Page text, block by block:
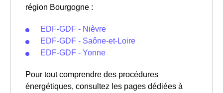
région Bourgogne :
EDF-GDF - Nièvre
EDF-GDF - Saône-et-Loire
EDF-GDF - Yonne
Pour tout comprendre des procédures
énergétiques, consultez les pages dédiées à